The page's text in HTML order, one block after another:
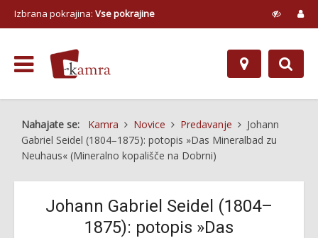
Izbrana pokrajina: Vse pokrajine
Nahajate se: Kamra Novice Predavanje
Johann
Gabriel Seidel (1804–1875): potopis »Das Mineralbad zu
Neuhaus« (Mineralno kopališče na Dobrni)
Johann Gabriel Seidel (1804–
1875): potopis »Das